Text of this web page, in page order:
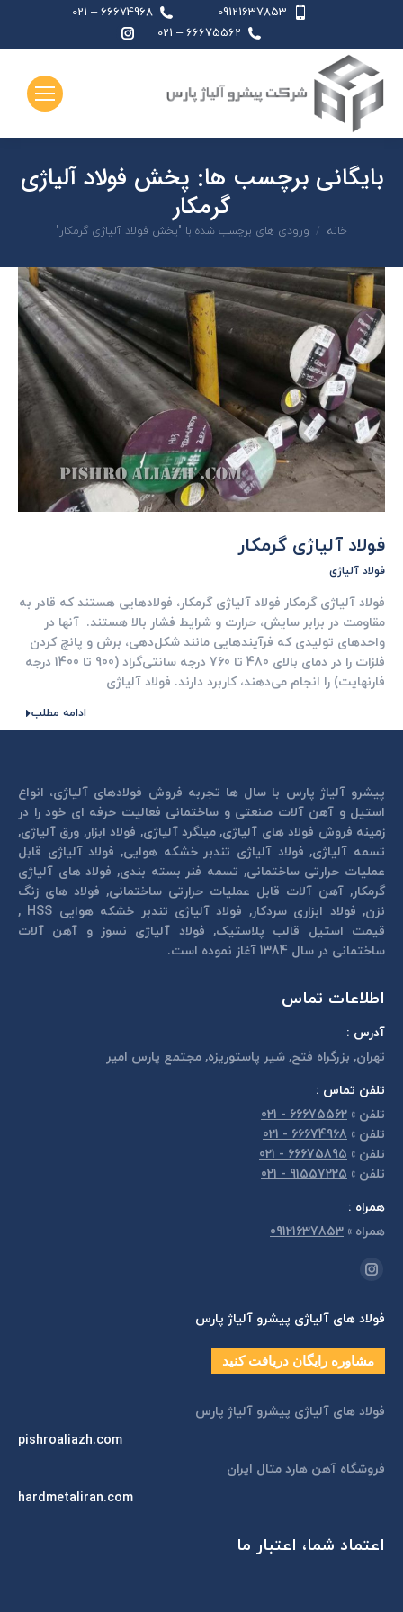
09121637853
66674968 – 021
66675562 – 021
page
بایگانی برچسب ها: پخش فولاد آلياژی
گرمكار
شما اینجا هستید:
خانه ورودی های برچسب شده با "پخش فولاد آلياژی گرمكار"
فولاد آلياژی گرمكار
فولاد آلیاژی
فولاد آلياژی گرمكار فولاد آلياژی گرمكار، فولادهایی هستند که قادر به
مقاومت در برابر سایش، حرارت و شرایط فشار بالا هستند. آنها در
واحدهای تولیدی که فرآیندهایی مانند شکل‌دهی، برش و پانچ کردن
فلزات را در دمای بالای 480 تا 760 درجه سانتی‌گراد (900 تا 1400 درجه
فارنهایت) را انجام می‌دهند، کاربرد دارند. فولاد آلیاژی…
ادامه مطلب
پیشرو آلیاژ پارس با سال ها تجربه فروش فولادهای آلیاژی، انواع
استیل و آهن آلات صنعتی و ساختمانی فعالیت حرفه ای خود را در
زمینه فروش فولاد های آلیاژی, میلگرد آلیاژی, فولاد ابزار, ورق آلیاژی,
تسمه آلیاژی, فولاد آلیاژی تندبر خشكه هوايی, فولاد آلیاژی قابل
عمليات حرارتی ساختمانی, تسمه فنر بسته بندی, فولاد های آلیاژی
گرمكار, آهن آلات قابل عمليات حرارتی ساختمانی, فولاد های زنگ
نزن, فولاد ابزاری سردكار, فولاد آلیاژی تندبر خشكه هوايی HSS ,
قیمت استیل قالب پلاستيک, فولاد آلیاژی نسوز و آهن آلات
ساختمانی در سال 1384 آغاز نموده است.
اطلاعات تماس
آدرس :
تهران, بزرگراه فتح, شير پاستوريزه, مجتمع پارس امير
تلفن تماس :
تلفن »
66675562 - 021
تلفن »
66674968 - 021
تلفن »
66675895 - 021
تلفن »
91557225 - 021
همراه :
همراه »
09121637853
مارا در اینجا پیدا کنید:
اینستاگرام
opens
in
new
فولاد های آلیاژی پیشرو آلیاژ پارس
مشاوره رایگان دریافت کنید
فولاد های آلیاژی پیشرو آلیاژ پارس
pishroaliazh.com
فروشگاه آهن هارد متال ایران
hardmetaliran.com
اعتماد شما، اعتبار ما